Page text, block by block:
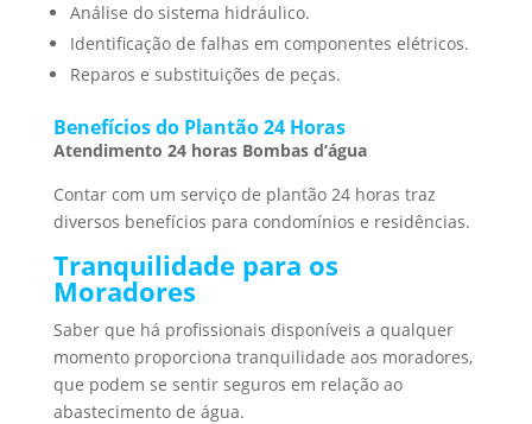
Análise do sistema hidráulico.
Identificação de falhas em componentes elétricos.
Reparos e substituições de peças.
Benefícios do Plantão 24 Horas
Atendimento 24 horas Bombas d’água
Contar com um serviço de plantão 24 horas traz
diversos benefícios para condomínios e residências.
Tranquilidade para os
Moradores
Saber que há profissionais disponíveis a qualquer
momento proporciona tranquilidade aos moradores,
que podem se sentir seguros em relação ao
abastecimento de água.